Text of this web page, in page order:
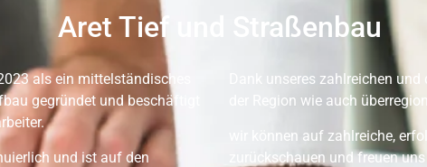
Aret Tief und Straßenbau
als ein mittelständisches
gegründet und beschäftigt
und ist auf den
Dank unseres zahlreichen
der Region wie auch
wir können auf zahlreiche,
zurückschauen und freuen